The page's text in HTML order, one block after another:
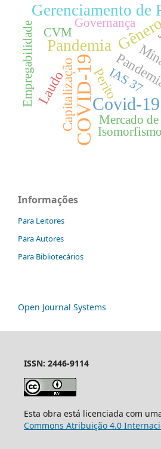
COVID-19Covid-19
Pandemia
Gerenciamento de
Capitalização
Laudo Perito
Governança
Mercado
Empregabilidade IAS 37
CVM
Informações
Para Leitores
Para Autores
Para Bibliotecários
Open Journal Systems
ISSN: 2446-9114
Esta obra está licenciada com
Commons Atribuição 4.0